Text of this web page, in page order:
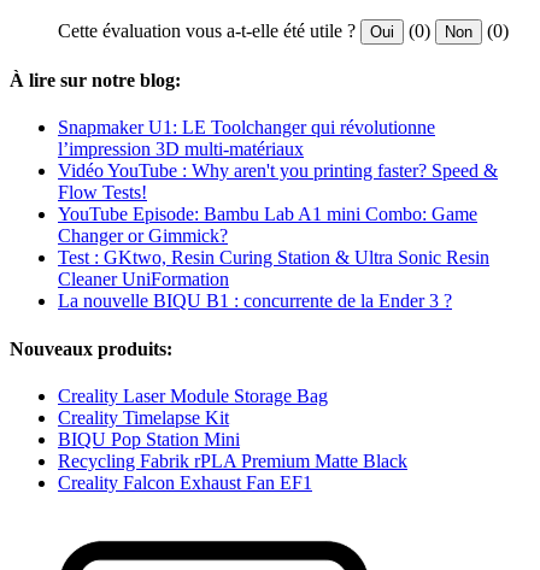
Cette évaluation vous a-t-elle été utile ? Oui (0) Non (0)
À lire sur notre blog:
Snapmaker U1: LE Toolchanger qui révolutionne
l’impression 3D multi-matériaux
Vidéo YouTube : Why aren't you printing faster? Speed &
Flow Tests!
YouTube Episode: Bambu Lab A1 mini Combo: Game
Changer or Gimmick?
Test : GKtwo, Resin Curing Station & Ultra Sonic Resin
Cleaner UniFormation
La nouvelle BIQU B1 : concurrente de la Ender 3 ?
Nouveaux produits:
Creality Laser Module Storage Bag
Creality Timelapse Kit
BIQU Pop Station Mini
Recycling Fabrik rPLA Premium Matte Black
Creality Falcon Exhaust Fan EF1